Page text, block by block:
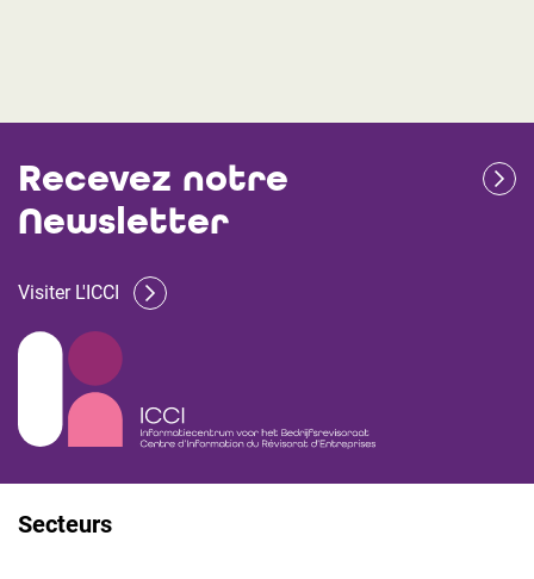
Recevez notre
Newsletter
Visiter L'ICCI
Secteurs